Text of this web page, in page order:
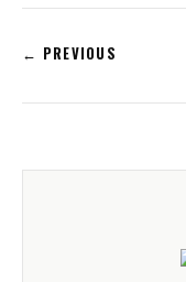
← PREVIOUS